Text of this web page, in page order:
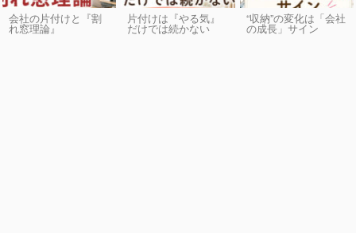
会社の片付けと『割
れ窓理論』
片付けは『やる気』
だけでは続かない
“収納”の変化は「会社
の成長」サイン